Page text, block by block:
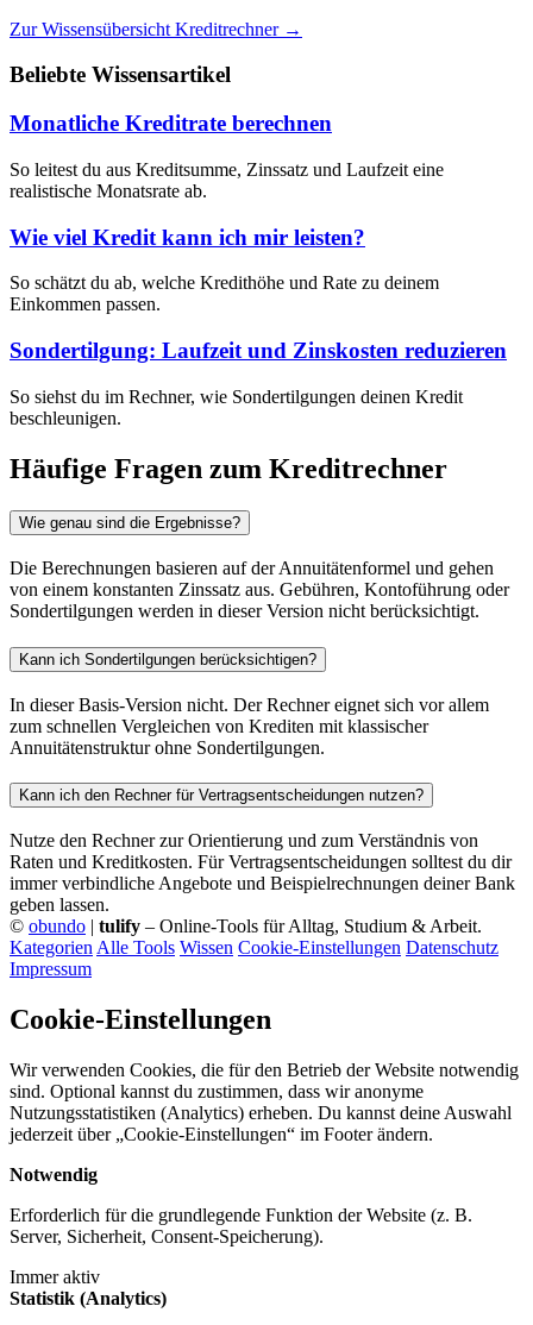
Zur Wissensübersicht Kreditrechner →
Beliebte Wissensartikel
Monatliche Kreditrate berechnen
So leitest du aus Kreditsumme, Zinssatz und Laufzeit eine
realistische Monatsrate ab.
Wie viel Kredit kann ich mir leisten?
So schätzt du ab, welche Kredithöhe und Rate zu deinem
Einkommen passen.
Sondertilgung: Laufzeit und Zinskosten reduzieren
So siehst du im Rechner, wie Sondertilgungen deinen Kredit
beschleunigen.
Häufige Fragen zum Kreditrechner
Wie genau sind die Ergebnisse?
Die Berechnungen basieren auf der Annuitätenformel und gehen
von einem konstanten Zinssatz aus. Gebühren, Kontoführung oder
Sondertilgungen werden in dieser Version nicht berücksichtigt.
Kann ich Sondertilgungen berücksichtigen?
In dieser Basis-Version nicht. Der Rechner eignet sich vor allem
zum schnellen Vergleichen von Krediten mit klassischer
Annuitätenstruktur ohne Sondertilgungen.
Kann ich den Rechner für Vertragsentscheidungen nutzen?
Nutze den Rechner zur Orientierung und zum Verständnis von
Raten und Kreditkosten. Für Vertragsentscheidungen solltest du dir
immer verbindliche Angebote und Beispielrechnungen deiner Bank
geben lassen.
© obundo | tulify – Online-Tools für Alltag, Studium & Arbeit.
Kategorien Alle Tools Wissen Cookie-Einstellungen Datenschutz
Impressum
Cookie-Einstellungen
Wir verwenden Cookies, die für den Betrieb der Website notwendig
sind. Optional kannst du zustimmen, dass wir anonyme
Nutzungsstatistiken (Analytics) erheben. Du kannst deine Auswahl
jederzeit über „Cookie-Einstellungen“ im Footer ändern.
Notwendig
Erforderlich für die grundlegende Funktion der Website (z. B.
Server, Sicherheit, Consent-Speicherung).
Immer aktiv
Statistik (Analytics)